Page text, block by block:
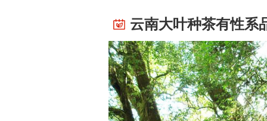
云南大叶种茶有性系